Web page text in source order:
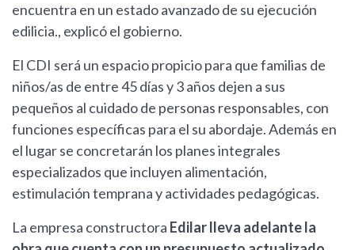
encuentra en un estado avanzado de su ejecución
edilicia., explicó el gobierno.
El CDI será un espacio propicio para que familias de
niños/as de entre 45 días y 3 años dejen a sus
pequeños al cuidado de personas responsables, con
funciones específicas para el su abordaje. Además en
el lugar se concretarán los planes integrales
especializados que incluyen alimentación,
estimulación temprana y actividades pedagógicas.
La empresa constructora Edilar lleva adelante la